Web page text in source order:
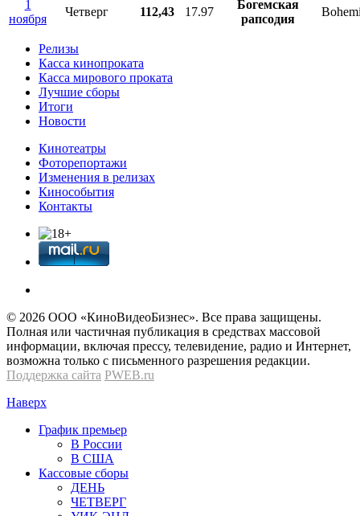
1
ноября
Четверг 112,43 17.97
Богемская
рапсодия
Релизы
Касса кинопроката
Касса мирового проката
Лучшие сборы
Итоги
Новости
Кинотеатры
Фоторепортажи
Изменения в релизах
Кинособытия
Контакты
© 2026 OOО «КиноВидеоБизнес». Все права защищены.
Полная или частичная публикация в средствах массовой
информации, включая прессу, телевидение, радио и Интернет,
возможна только с письменного разрешения редакции.
Поддержка сайта PWEB.ru
Наверх
График премьер
В России
В США
Кассовые сборы
ДЕНЬ
ЧЕТВЕРГ